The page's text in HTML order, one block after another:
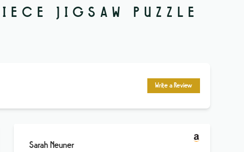
JIGSAW PUZZLE
Write a Review
Sarah Neuner